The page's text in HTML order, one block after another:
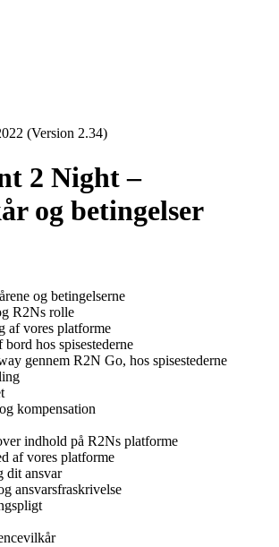
(Version 2.34)
2 Night –
og betingelser
og betingelserne
R2Ns rolle
af vores platforme
bord hos spisestederne
gennem R2N Go, hos spisestederne
kompensation
indhold på R2Ns platforme
af vores platforme
dit ansvar
ansvarsfraskrivelse